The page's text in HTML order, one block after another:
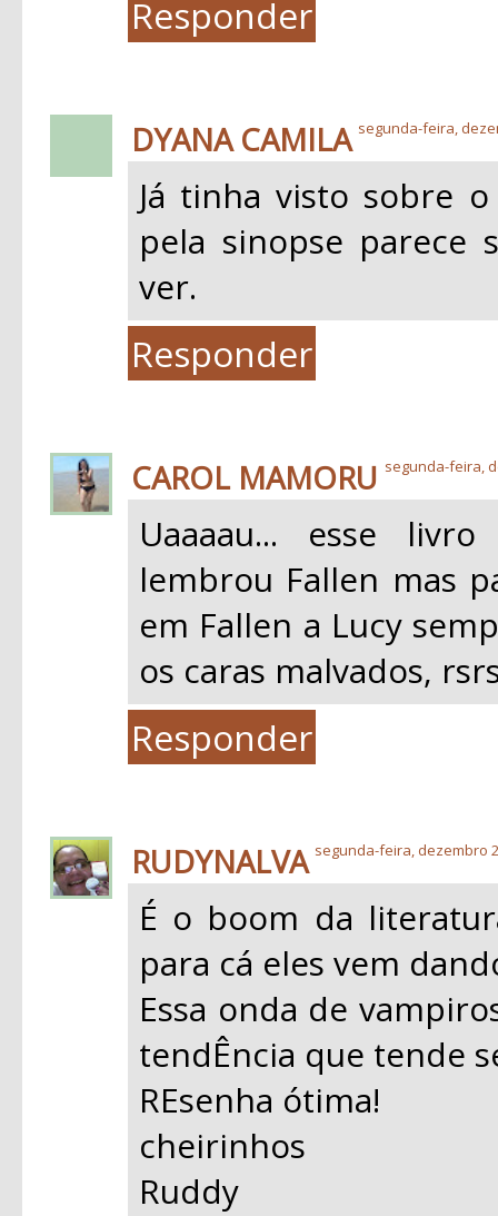
Responder
DYANA CAMILA segunda-feira,
Já tinha visto sobre
pela sinopse parece
ver.
Responder
CAROL MAMORU segunda-feira,
Uaaaau... esse
lembrou Fallen mas
em Fallen a Lucy
os caras malvados,
Responder
RUDYNALVA segunda-feira, dezembro
É o boom da
para cá eles vem
Essa onda de
tendÊncia que tende
REsenha ótima!
cheirinhos
Ruddy